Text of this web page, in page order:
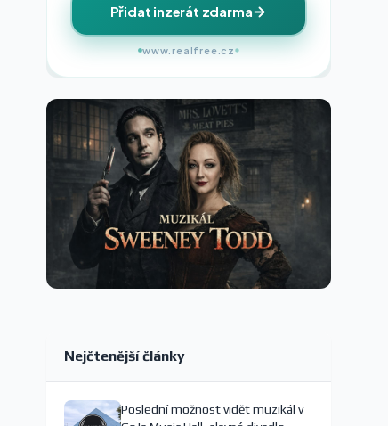
Přidat inzerát zdarma
www.realfree.cz
Nejčtenější články
Poslední možnost vidět muzikál v